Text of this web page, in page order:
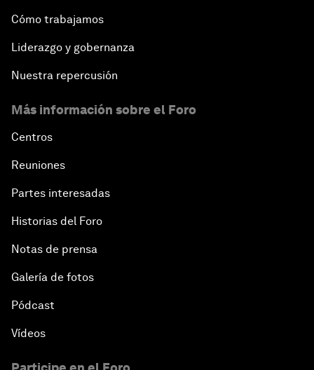
Cómo trabajamos
Liderazgo y gobernanza
Nuestra repercusión
Más información sobre el Foro
Centros
Reuniones
Partes interesadas
Historias del Foro
Notas de prensa
Galería de fotos
Pódcast
Vídeos